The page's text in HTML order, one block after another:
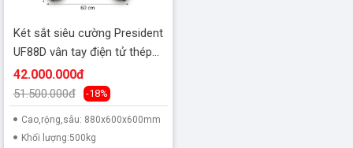
Két sắt siêu cường President
UF88D vân tay điện tử thép
dày 15 lyc
42.000.000đ
51.500.000đ -18%
Cao,rộng,sâu: 880x600x600mm
Khối lượng:500kg